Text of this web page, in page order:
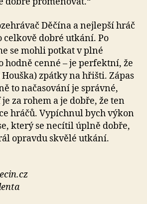
Děčína a nejlepší hráč
celkově dobré utkání. Po
se mohli potkat v plné
hodně cenné – je perfektní, že
Houška) zpátky na hřišti. Zápas
to načasování je správné,
za rohem a je dobře, že ten
hráčů. Vypíchnul bych výkon
který se necítil úplně dobře,
opravdu skvělé utkání.